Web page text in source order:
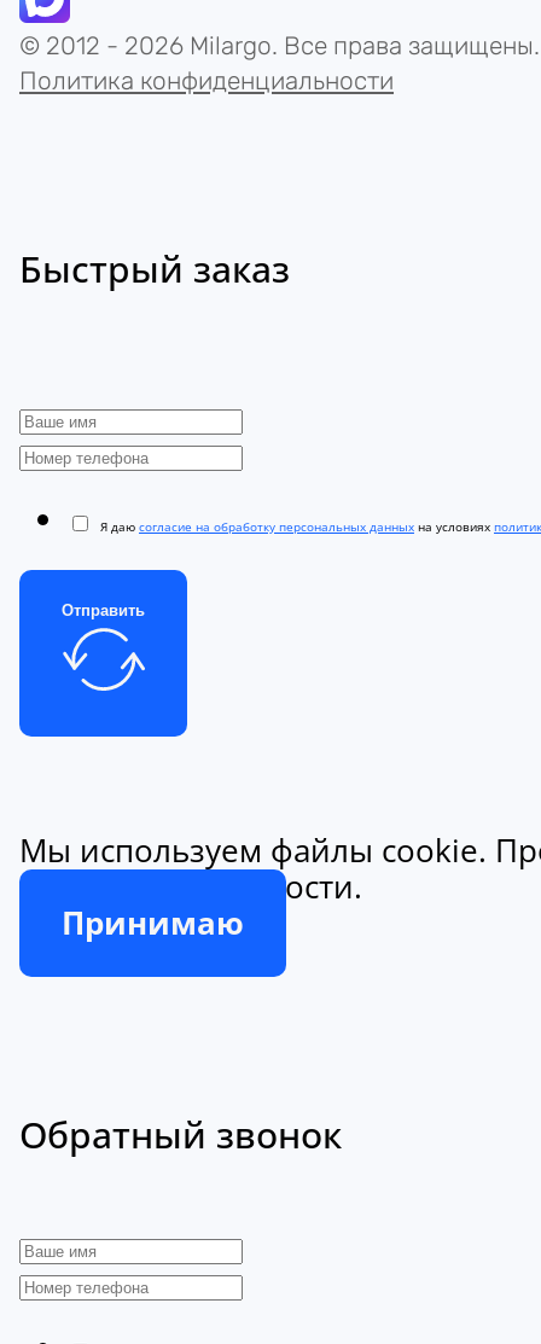
© 2012 - 2026 Milargo. Все права защищены.
Политика конфиденциальности
Быстрый заказ
Я даю согласие на обработку персональных данных на условиях
Отправить
Мы используем файлы cookie.
конфиденциальности.
Принимаю
Обратный звонок